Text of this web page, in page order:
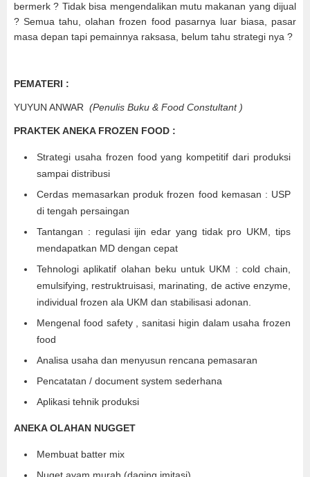
bermerk ? Tidak bisa mengendalikan mutu makanan yang dijual
? Semua tahu, olahan frozen food pasarnya luar biasa, pasar
masa depan tapi pemainnya raksasa, belum tahu strategi nya ?
PEMATERI :
YUYUN ANWAR (Penulis Buku & Food Constultant )
PRAKTEK ANEKA FROZEN FOOD :
Strategi usaha frozen food yang kompetitif dari produksi
sampai distribusi
Cerdas memasarkan produk frozen food kemasan : USP
di tengah persaingan
Tantangan : regulasi ijin edar yang tidak pro UKM, tips
mendapatkan MD dengan cepat
Tehnologi aplikatif olahan beku untuk UKM : cold chain,
emulsifying, restruktruisasi, marinating, de active enzyme,
individual frozen ala UKM dan stabilisasi adonan.
Mengenal food safety , sanitasi higin dalam usaha frozen
food
Analisa usaha dan menyusun rencana pemasaran
Pencatatan / document system sederhana
Aplikasi tehnik produksi
ANEKA OLAHAN NUGGET
Membuat batter mix